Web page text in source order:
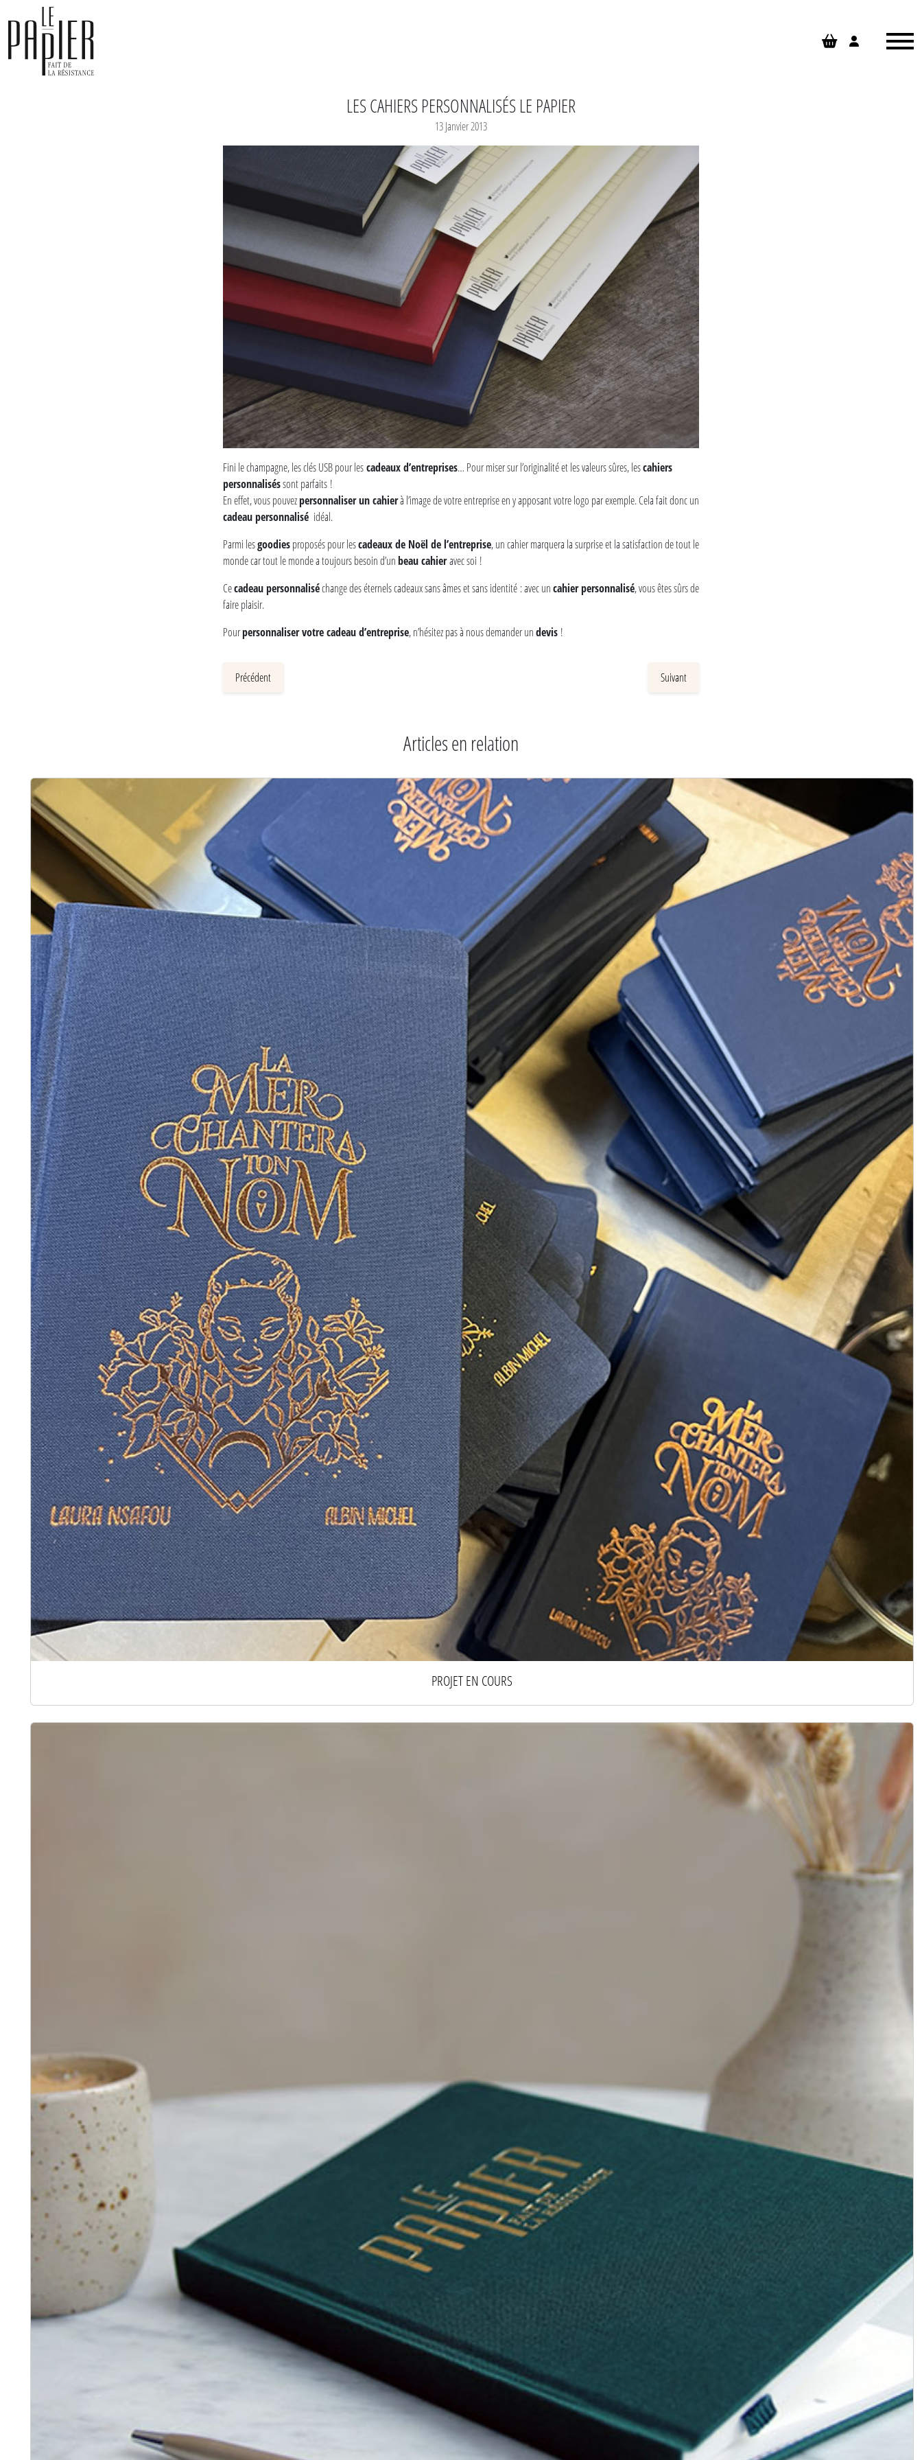
LES CAHIERS PERSONNALISÉS LE PAPIER
13 Janvier 2013
Fini le champagne, les clés USB pour lescadeaux d’entreprises… Pour miser sur l’originalité et les valeurs sûres, lescahiers
personnaliséssont parfaits !
En effet, vous pouvezpersonnaliser un cahierà l’image de votre entreprise en y apposant votre logo par exemple. Cela fait donc un
cadeau personnalisé idéal.
Parmi lesgoodiesproposés pour lescadeaux de Noël de l’entreprise, un cahier marquera la surprise et la satisfaction de tout le
monde car tout le monde a toujours besoin d’unbeau cahieravec soi !
Cecadeau personnaliséchange des éternels cadeaux sans âmes et sans identité : avec uncahier personnalisé, vous êtes sûrs de
faire plaisir.
Pourpersonnaliser votre cadeau d’entreprise, n’hésitez pas à nous demander undevis !
Précédent Suivant
Articles en relation
PROJET EN COURS
Panneau de gestion des cookies